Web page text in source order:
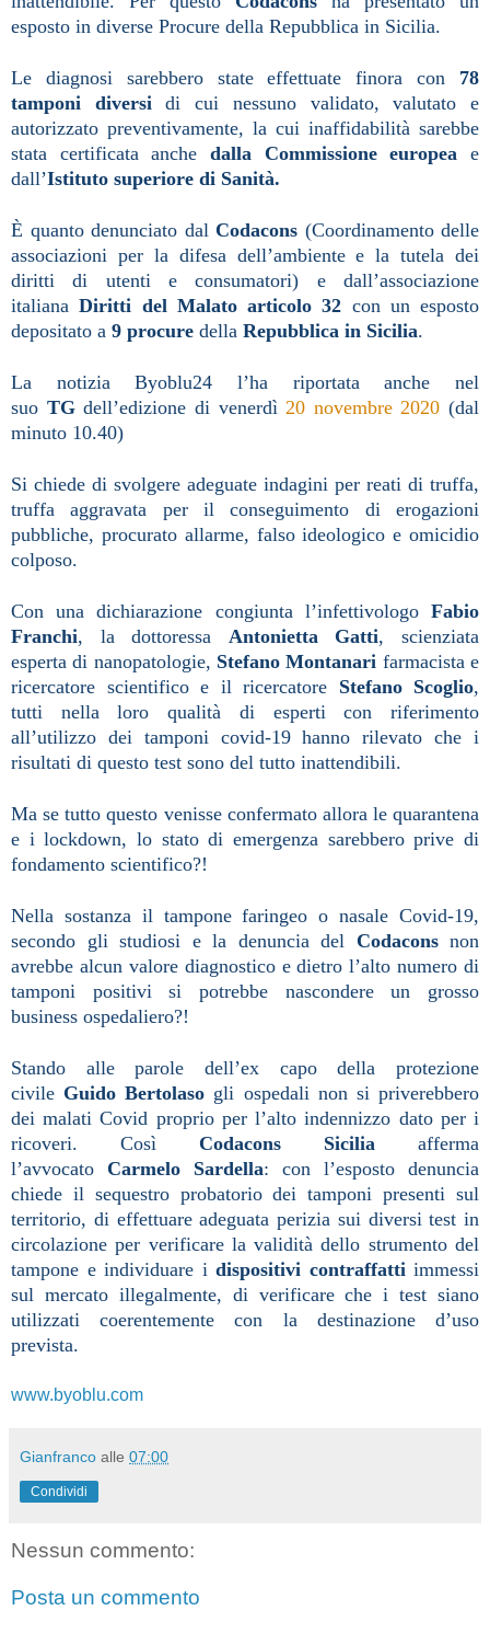
esposto in diverse Procure della Repubblica in Sicilia.
Le diagnosi sarebbero state effettuate finora con 78
tamponi diversi di cui nessuno validato, valutato e
autorizzato preventivamente, la cui inaffidabilità sarebbe
stata certificata anche dalla Commissione europea e
dall’Istituto superiore di Sanità.
È quanto denunciato dal Codacons (Coordinamento delle
associazioni per la difesa dell’ambiente e la tutela dei
diritti di utenti e consumatori) e dall’associazione
italianaDiritti del Malato articolo 32 con un esposto
depositato a 9 procure della Repubblica in Sicilia.
La notizia Byoblu24 l’ha riportata anche nel
suo TGdell’edizione di venerdì 20 novembre 2020 (dal
minuto 10.40)
Si chiede di svolgere adeguate indagini per reati di truffa,
truffa aggravata per il conseguimento di erogazioni
pubbliche, procurato allarme, falso ideologico e omicidio
colposo.
Con una dichiarazione congiunta l’infettivologo Fabio
Franchi, la dottoressa Antonietta Gatti, scienziata
esperta di nanopatologie, Stefano Montanari farmacista e
ricercatore scientifico e il ricercatore Stefano Scoglio,
tutti nella loro qualità di esperti con riferimento
all’utilizzo dei tamponi covid-19 hanno rilevato che i
risultati di questo test sono del tutto inattendibili.
Ma se tutto questo venisse confermato allora le quarantena
e i lockdown, lo stato di emergenza sarebbero prive di
fondamento scientifico?!
Nella sostanza il tampone faringeo o nasale Covid-19,
secondo gli studiosi e la denuncia del Codaconsnon
avrebbe alcun valore diagnostico e dietro l’alto numero di
tamponi positivi si potrebbe nascondere un grosso
business ospedaliero?!
Stando alle parole dell’ex capo della protezione
civile Guido Bertolaso gli ospedali non si priverebbero
dei malati Covid proprio per l’alto indennizzo dato per i
ricoveri. Così Codacons Sicilia afferma
l’avvocato Carmelo Sardella: con l’esposto denuncia
chiede il sequestro probatorio dei tamponi presenti sul
territorio, di effettuare adeguata perizia sui diversi test in
circolazione per verificare la validità dello strumento del
tampone e individuare i dispositivi contraffatti immessi
sul mercato illegalmente, di verificare che i test siano
utilizzati coerentemente con la destinazione d’uso
prevista.
www.byoblu.com
Gianfranco alle 07:00
Condividi
Nessun commento:
Posta un commento